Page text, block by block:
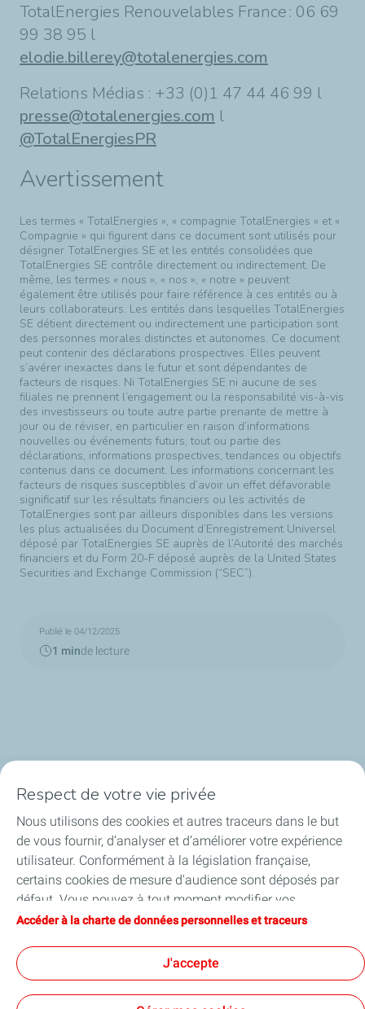
TotalEnergies Renouvelables France : 06 69
99 38 95 l
elodie.billerey@totalenergies.com
Relations Médias : +33 (0)1 47 44 46 99 l
presse@totalenergies.com l
@TotalEnergiesPR
Avertissement
Les termes « TotalEnergies », « compagnie TotalEnergies » et «
Compagnie » qui figurent dans ce document sont utilisés pour
désigner TotalEnergies SE et les entités consolidées que
TotalEnergies SE contrôle directement ou indirectement. De
même, les termes « nous », « nos », « notre » peuvent
également être utilisés pour faire référence à ces entités ou à
leurs collaborateurs. Les entités dans lesquelles TotalEnergies
SE détient directement ou indirectement une participation sont
des personnes morales distinctes et autonomes. Ce document
peut contenir des déclarations prospectives. Elles peuvent
s’avérer inexactes dans le futur et sont dépendantes de
facteurs de risques. Ni TotalEnergies SE ni aucune de ses
filiales ne prennent l’engagement ou la responsabilité vis-à-vis
des investisseurs ou toute autre partie prenante de mettre à
jour ou de réviser, en particulier en raison d’informations
nouvelles ou événements futurs, tout ou partie des
déclarations, informations prospectives, tendances ou objectifs
contenus dans ce document. Les informations concernant les
facteurs de risques susceptibles d’avoir un effet défavorable
significatif sur les résultats financiers ou les activités de
TotalEnergies sont par ailleurs disponibles dans les versions
les plus actualisées du Document d’Enregistrement Universel
déposé par TotalEnergies SE auprès de l’Autorité des marchés
financiers et du Form 20-F déposé auprès de la United States
Securities and Exchange Commission (“SEC”).
Publié le 04/12/2025
1 minde lecture
La société
Nos métiers
Soyez acteurs
Nos projets
Respect de votre vie privée
Nous utilisons des cookies et autres traceurs dans le but
de vous fournir, d’analyser et d’améliorer votre expérience
utilisateur. Conformément à la législation française,
certains cookies de mesure d'audience sont déposés par
défaut. Vous pouvez à tout moment modifier vos
paramètres de cookies en cliquant sur le bouton « Gérer
vous acceptez le dépôt de l’ensemble des cookies. Dans le
cas où vous cliquez sur « Je refuse », seuls les cookies
techniques nécessaires au bon fonctionnement du site
Accéder à la charte de données personnelles et traceurs
J'accepte